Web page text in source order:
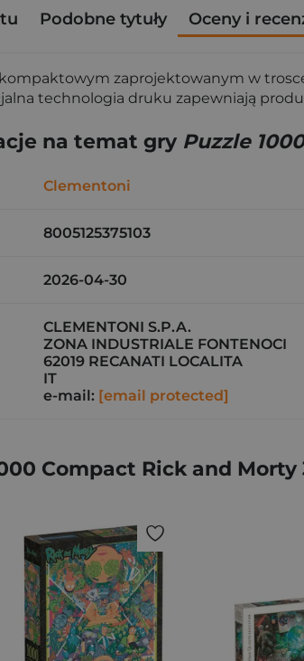
Podobne tytuły Oceny i
zaprojektowanym w
technologia druku zapewniają
na temat gry Puzzle
Clementoni
8005125375103
2026-04-30
CLEMENTONI S.P.A.
ZONA INDUSTRIALE FONTENOCI
62019 RECANATI LOCALITA
IT
e-mail: [email protected]
Compact Rick and Morty